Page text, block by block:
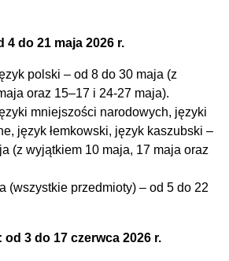
4 do 21 maja 2026 r.‎
polski – od 8 do 30 maja (z
oraz 15–17 i 24-27 maja).
mniejszości narodowych, języki
język łemkowski, język kaszubski –
(z wyjątkiem 10 maja, 17 maja oraz
(wszystkie przedmioty) – od 5 do 22
3 do 17 czerwca 2026 r.